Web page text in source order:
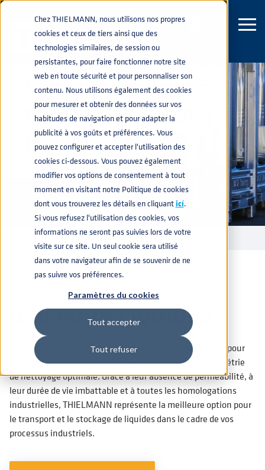
Chez THIELMANN, nous utilisons nos propres
cookies et ceux de tiers ainsi que des
technologies similaires, de session ou
persistantes, pour faire fonctionner notre site
web en toute sécurité et pour personnaliser son
contenu. Nous utilisons également des cookies
pour mesurer et obtenir des données sur vos
habitudes de navigation et pour adapter la
publicité à vos goûts et préférences. Vous
pouvez configurer et accepter l'utilisation des
cookies ci-dessous. Vous pouvez également
modifier vos options de consentement à tout
moment en visitant notre Politique de cookies
dont vous trouverez les détails en cliquanticí.
Si vous refusez l'utilisation des cookies, vos
informations ne seront pas suivies lors de votre
visite sur ce site. Un seul cookie sera utilisé
dans votre navigateur afin de se souvenir de ne
pas suivre vos préférences.
Paramètres du cookies
Tout accepter
Tout refuser
GRV / IBC ASEPTIQUES
POUR STOCKAGE DE
LIQUIDES
CONTENEURS INDUSTRIELS GRV POUR LIQUIDES
GRV POUR LIQUIDES
Nos GRV pour liquides représentent l'option la plus sûre pour
une vidange complète et sans résidus grâce à leur géométrie
de nettoyage optimale. Grâce à leur absence de perméabilité, à
leur durée de vie imbattable et à toutes les homologations
industrielles, THIELMANN représente la meilleure option pour
le transport et le stockage de liquides dans le cadre de vos
processus industriels.